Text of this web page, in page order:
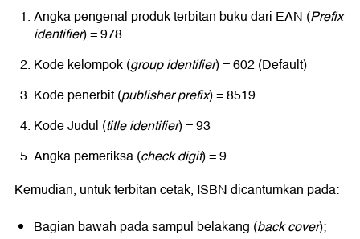
Angka pengenal produk terbitan buku dari EAN (Prefix
identifier) = 978
Kode kelompok (group identifier) = 602 (Default)
Kode penerbit (publisher prefix) = 8519
Kode Judul (title identifier) = 93
Angka pemeriksa (check digit) = 9
Kemudian, untuk terbitan cetak, ISBN dicantumkan pada:
Bagian bawah pada sampul belakang (back cover);